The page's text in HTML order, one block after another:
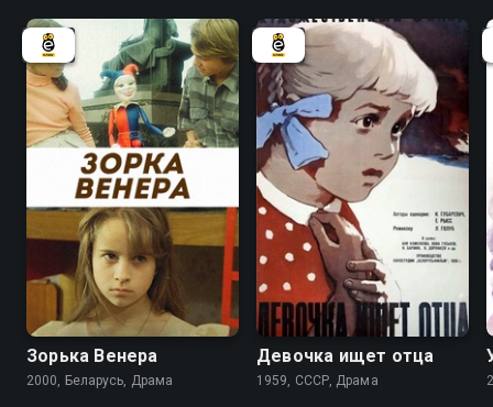
Зорька Венера
2000, Беларусь, Драма
7.3
Девочка ищет отца
1959, СССР, Драма